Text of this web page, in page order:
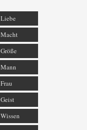
Liebe
Macht
Größe
Mann
Frau
Geist
Wissen